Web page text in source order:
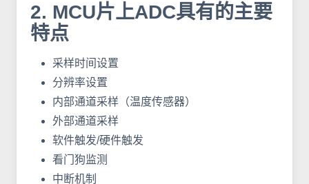
2. MCU片上ADC具有的主要
特点
采样时间设置
分辨率设置
内部通道采样（温度传感器）
外部通道采样
软件触发/硬件触发
看门狗监测
中断机制